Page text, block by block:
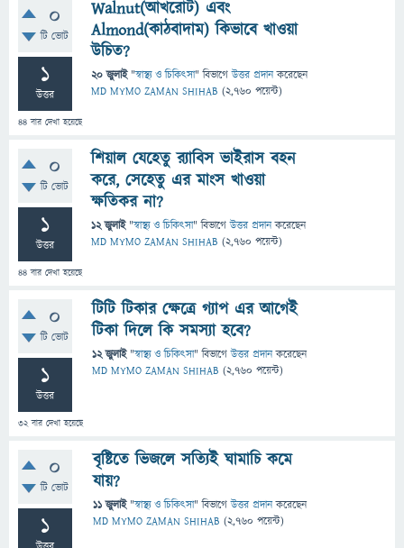
0
টি ভোট
1
উত্তর
44 বার দেখা হয়েছে
Walnut(আখরোট) এবং
Almond(কাঠবাদাম) কিভাবে খাওয়া
উচিত?
20 জুলাই "স্বাস্থ্য ও চিকিৎসা" বিভাগে উত্তর প্রদান করেছেন
MD MYMO ZAMAN SHIHAB (2,760 পয়েন্ট)
0
টি ভোট
1
উত্তর
44 বার দেখা হয়েছে
শিয়াল যেহেতু র‍্যাবিস ভাইরাস বহন
করে, সেহেতু এর মাংস খাওয়া
ক্ষতিকর না?
12 জুলাই "স্বাস্থ্য ও চিকিৎসা" বিভাগে উত্তর প্রদান করেছেন
MD MYMO ZAMAN SHIHAB (2,760 পয়েন্ট)
0
টি ভোট
1
উত্তর
32বার দেখা হয়েছে
টিটি টিকার ক্ষেত্রে গ্যাপ এর আগেই
টিকা দিলে কি সমস্যা হবে?
12 জুলাই "স্বাস্থ্য ও চিকিৎসা" বিভাগে উত্তর প্রদান করেছেন
MD MYMO ZAMAN SHIHAB (2,760 পয়েন্ট)
0
টি ভোট
1
বৃষ্টিতে ভিজলে সত্যিই ঘামাচি কমে
যায়?
11 জুলাই "স্বাস্থ্য ও চিকিৎসা" বিভাগে উত্তর প্রদান করেছেন
MD MYMO ZAMAN SHIHAB (2,760 পয়েন্ট)